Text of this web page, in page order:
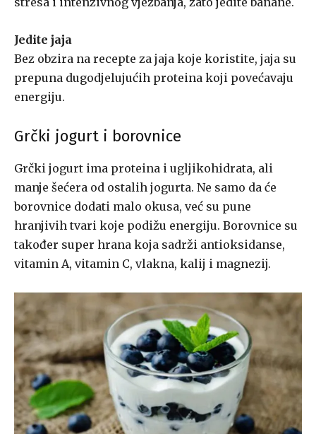
Jedite jaja
Bez obzira na recepte za jaja koje koristite, jaja su
prepuna dugodjelujućih proteina koji povećavaju
energiju.
Grčki jogurt i borovnice
Grčki jogurt ima proteina i ugljikohidrata, ali
manje šećera od ostalih jogurta. Ne samo da će
borovnice dodati malo okusa, već su pune
hranjivih tvari koje podižu energiju. Borovnice su
također super hrana koja sadrži antioksidanse,
vitamin A, vitamin C, vlakna, kalij i magnezij.